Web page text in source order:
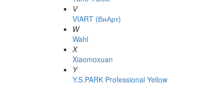
V
VIART (ВиАрт)
W
Wahl
X
Xiaomoxuan
Y
Y.S.PARK Professional Yellow